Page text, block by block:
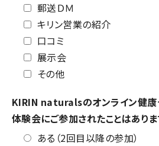
郵送ＤＭ
キリン営業の紹介
口コミ
展示会
その他
KIRIN naturalsのオンライン健康
体験会にご参加されたことはありま
ある（2回目以降の参加）